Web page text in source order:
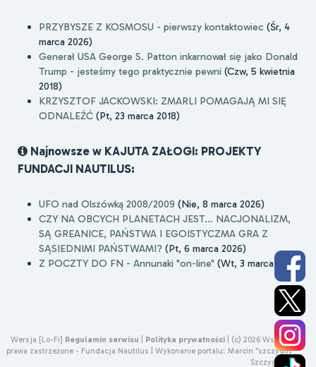
PRZYBYSZE Z KOSMOSU - pierwszy kontaktowiec (Śr, 4
marca 2026)
Generał USA George S. Patton inkarnował się jako Donald
Trump - jesteśmy tego praktycznie pewni (Czw, 5 kwietnia
2018)
KRZYSZTOF JACKOWSKI: ZMARLI POMAGAJĄ MI SIĘ
ODNALEŹĆ (Pt, 23 marca 2018)
Najnowsze w KAJUTA ZAŁOGI: PROJEKTY
FUNDACJI NAUTILUS:
UFO nad Olszówką 2008/2009 (Nie, 8 marca 2026)
CZY NA OBCYCH PLANETACH JEST... NACJONALIZM,
SĄ GREANICE, PAŃSTWA I EGOISTYCZMA GRA Z
SĄSIEDNIMI PAŃSTWAMI? (Pt, 6 marca 2026)
Z POCZTY DO FN - Annunaki "on-line" (Wt, 3 marca 2026)
Wersja [Lo-Fi] Regulamin serwisu Polityka prywatności
(c) 2026 Wszelkie
prawa zastrzeżone - Fundacja Nautilus | Wykonanie portalu: Marcin "szczygliś"
Szczygliński